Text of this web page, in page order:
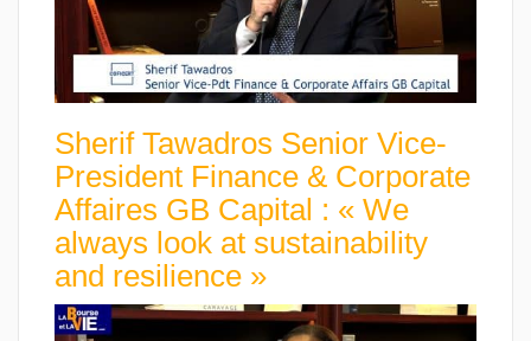
Sherif Tawadros Senior Vice-
President Finance & Corporate
Affaires GB Capital : « We
always look at sustainability
and resilience »